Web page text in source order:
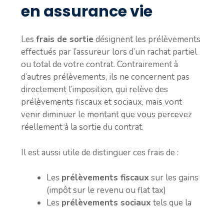
en assurance vie
Les frais de sortie désignent les prélèvements
effectués par l’assureur lors d’un rachat partiel
ou total de votre contrat. Contrairement à
d’autres prélèvements, ils ne concernent pas
directement l’imposition, qui relève des
prélèvements fiscaux et sociaux, mais vont
venir diminuer le montant que vous percevez
réellement à la sortie du contrat.
Il est aussi utile de distinguer ces frais de :
Les prélèvements fiscaux sur les gains
(impôt sur le revenu ou flat tax)
Les prélèvements sociaux tels que la